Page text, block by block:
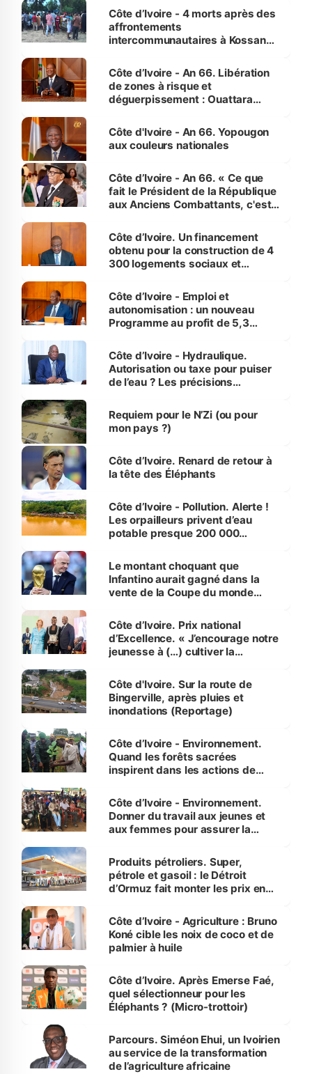
générations futures »
Côte d’Ivoire - 4 morts après des
affrontements
intercommunautaires à Kossandji
milieu des sinistrés
Côte d’Ivoire - An 66. Libération
de zones à risque et
déguerpissement : Ouattara
l'Etat de droit pour préserver les
vies humaines »
Côte d'Ivoire - An 66. Yopougon
aux couleurs nationales
Côte d’Ivoire - An 66. « Ce que
fait le Président de la République
aux Anciens Combattants, c'est
Côte d’Ivoire. Un financement
obtenu pour la construction de 4
300 logements sociaux et
et Yamoussoukro
Côte d’Ivoire - Emploi et
autonomisation : un nouveau
Programme au profit de 5,3
Côte d’Ivoire - Hydraulique.
Autorisation ou taxe pour puiser
de l’eau ? Les précisions
Requiem pour le N’Zi (ou pour
mon pays ?)
Côte d’Ivoire. Renard de retour à
la tête des Éléphants
Côte d’Ivoire - Pollution. Alerte !
Les orpailleurs privent d’eau
potable presque 200 000
Le montant choquant que
Infantino aurait gagné dans la
vente de la Coupe du monde
Côte d’Ivoire. Prix national
d’Excellence. « J’encourage notre
jeunesse à (…) cultiver la
(Alassane Ouattara
Côte d'Ivoire. Sur la route de
Bingerville, après pluies et
inondations (Reportage)
Côte d’Ivoire - Environnement.
Quand les forêts sacrées
inspirent dans les actions de
Côte d’Ivoire - Environnement.
Donner du travail aux jeunes et
aux femmes pour assurer la
menacées
Produits pétroliers. Super,
pétrole et gasoil : le Détroit
d’Ormuz fait monter les prix en
Côte d’Ivoire - Agriculture : Bruno
Koné cible les noix de coco et de
palmier à huile
Côte d’Ivoire. Après Emerse Faé,
quel sélectionneur pour les
Éléphants ? (Micro-trottoir)
Parcours. Siméon Ehui, un Ivoirien
au service de la transformation
de l’agriculture africaine